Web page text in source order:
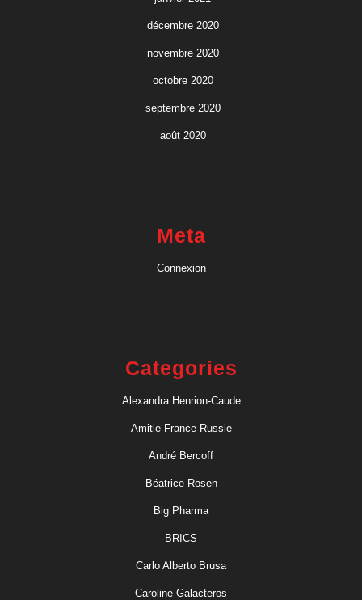
décembre 2020
novembre 2020
octobre 2020
septembre 2020
août 2020
Meta
Connexion
Categories
Alexandra Henrion-Caude
Amitie France Russie
André Bercoff
Béatrice Rosen
Big Pharma
BRICS
Carlo Alberto Brusa
Caroline Galacteros